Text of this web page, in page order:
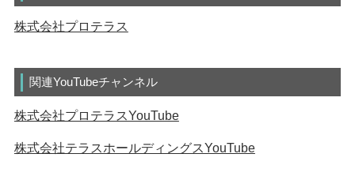
株式会社プロテラス
関連YouTubeチャンネル
株式会社プロテラスYouTube
株式会社テラスホールディングスYouTube